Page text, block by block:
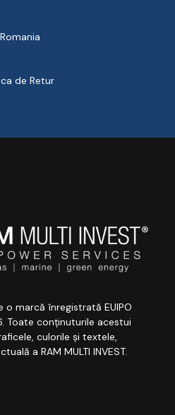
de Retur
o marcă înregistrată EUIPO
Toate conținuturile acestui
culorile și textele,
a RAM MULTI INVEST.